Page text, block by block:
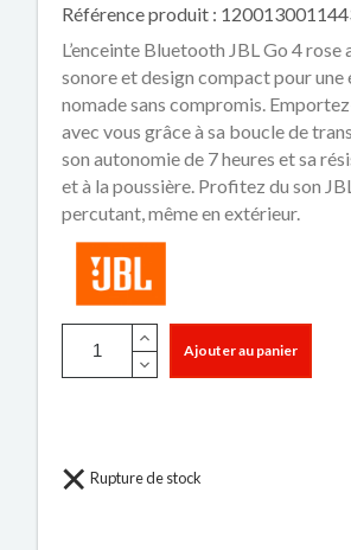
Référence produit :
L’enceinte Bluetooth JBL Go 4 rose
sonore et design compact pour une
nomade sans compromis.
avec vous grâce à sa boucle de
son autonomie de 7 heures et sa
et à la poussière. Profitez du son
percutant, même en extérieur.
Ajouter au panier
Rupture de stock